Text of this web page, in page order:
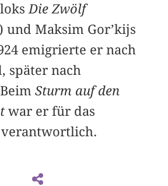
Die Zwölf
und Maksim Gor’kijs
emigrierte er nach
später nach
Sturm auf den
war er für das